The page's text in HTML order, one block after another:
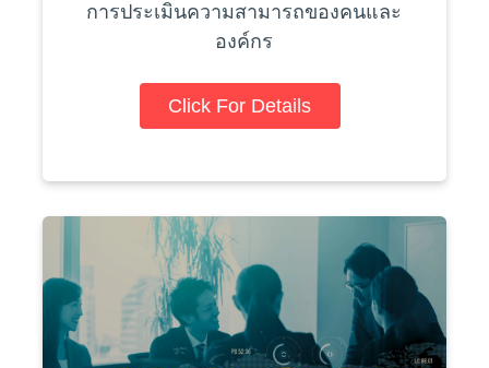
การประเมินความสามารถของคนและ
องค์กร
Click For Details